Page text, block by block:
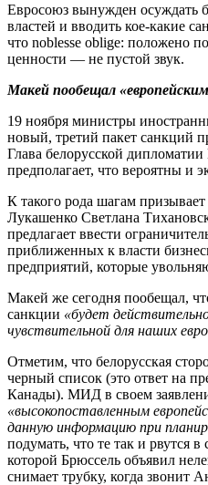
Евросоюз вынужден осуждать
властей и вводить кое-какие
что noblesse oblige: положено
ценности — не пустой звук.
Макей пообещал
19 ноября министры
новый, третий пакет санкций
Глава белорусской
предполагает, что вероятны и
К такого рода шагам
Лукашенко Светлана
предлагает ввести
приближенных к власти
предприятий, которые
Макей же сегодня пообещал,
санкции «будет
чувствительной для наших
Отметим, что белорусская
черный список (это ответ на
Канады). МИД в своем
«высокопоставленным
данную информацию при
подумать, что те так и рвутся
которой Брюссель объявил
снимает трубку, когда звонит